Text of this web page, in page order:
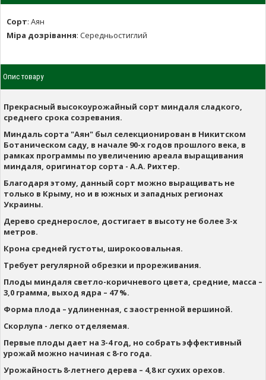
Сорт: Аян
Міра дозрівання: Середньостиглий
Опис товару
Прекрасный высокоурожайный сорт миндаля сладкого,
среднего срока созревания.
Миндаль сорта "Аян" был селекционирован в Никитском
Ботаническом саду, в начале 90-х годов прошлого века, в
рамках программы по увеличению ареала выращивания
миндаля, оригинатор сорта - А.А. Рихтер.
Благодаря этому, данный сорт можно выращивать не
только в Крыму, но и в южных и западных регионах
Украины.
Дерево среднерослое, достигает в высоту не более 3-х
метров.
Крона средней густоты, широкоовальная.
Требует регулярной обрезки и прореживания.
Плоды миндаля светло-коричневого цвета, средние, масса –
3,0 грамма, выход ядра – 47 %.
Форма плода – удлиненная, с заостренной вершиной.
Скорлупа - легко отделяемая.
Первые плоды дает на 3-4 год, но собрать эффективный
урожай можно начиная с 8-го года.
Урожайность 8-летнего дерева – 4,8 кг сухих орехов.